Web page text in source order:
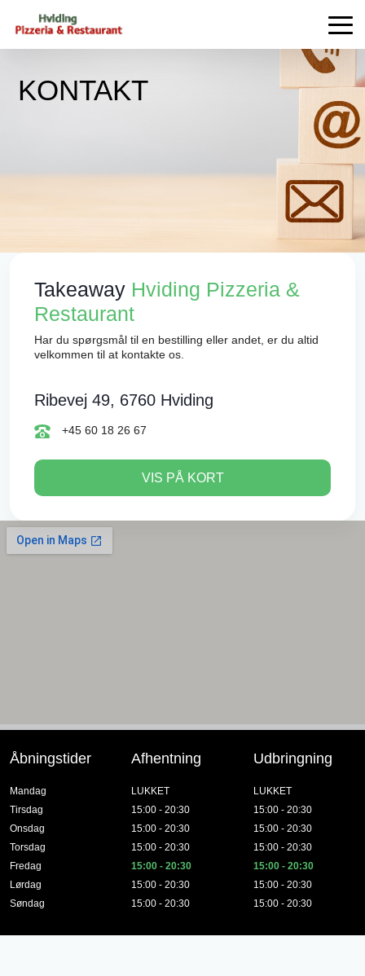
KONTAKT
Takeaway Hviding Pizzeria &
Restaurant
Har du spørgsmål til en bestilling eller andet, er du altid
velkommen til at kontakte os.
Ribevej 49, 6760 Hviding
+45 60 18 26 67
VIS PÅ KORT
Åbningstider
Mandag
Tirsdag
Onsdag
Torsdag
Fredag
Lørdag
Søndag
Afhentning
LUKKET
15:00 - 20:30
15:00 - 20:30
15:00 - 20:30
15:00 - 20:30
15:00 - 20:30
15:00 - 20:30
Udbringning
LUKKET
15:00 - 20:30
15:00 - 20:30
15:00 - 20:30
15:00 - 20:30
15:00 - 20:30
15:00 - 20:30